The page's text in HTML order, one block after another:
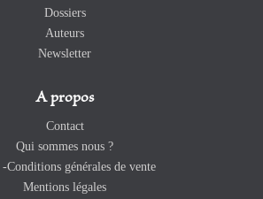
Dossiers
Auteurs
Newsletter
A propos
Contact
Qui sommes nous ?
Conditions générales de vente
Mentions légales